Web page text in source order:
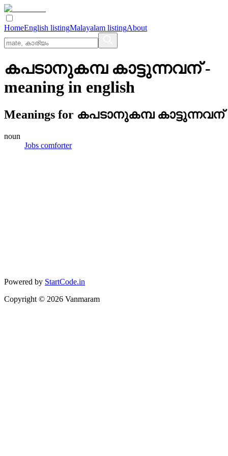
HomeEnglish listingMalayalam listingAbout
കപടാനുകമ്പ കാട്ടുന്നവന്-
meaning in english
Meanings for കപടാനുകമ്പ കാട്ടുന്നവന്
noun
Jobs comforter
Powered by StartCode.in
Copyright © 2026 Vanmaram